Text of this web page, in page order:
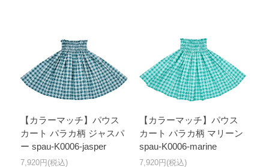
【カラーマッチ】パウス
カート パラカ柄 ジャスパ
ー spau-K0006-jasper
7,920円(税込)
【カラーマッチ】パウス
カート パラカ柄 マリーン
spau-K0006-marine
7,920円(税込)